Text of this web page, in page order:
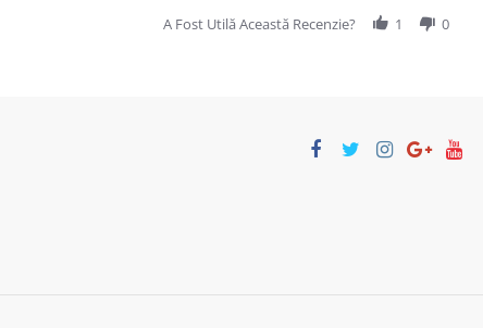
A Fost Utilă Această Recenzie? 1 0